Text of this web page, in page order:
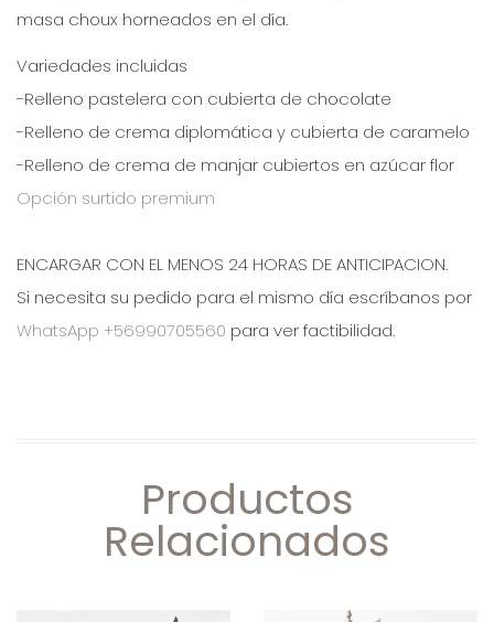
masa choux horneados en el día.
Variedades incluidas
-Relleno pastelera con cubierta de chocolate
-Relleno de crema diplomática y cubierta de caramelo
-Relleno de crema de manjar cubiertos en azúcar flor
Opción surtido premium
ENCARGAR CON EL MENOS 24 HORAS DE ANTICIPACION.
Si necesita su pedido para el mismo día escríbanos por
WhatsApp +56990705560 para ver factibilidad.
Productos
Relacionados